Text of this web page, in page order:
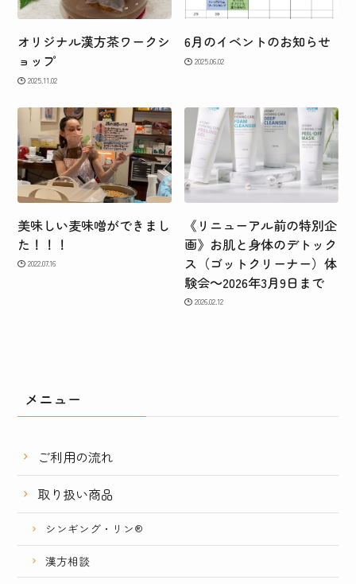
オリジナル漢方茶ワークシ
ョップ
2025.11.02
6月のイベントのお知らせ
2025.06.02
美味しい麦味噌ができまし
た！！！
2022.07.16
《リニューアル前の特別企
画》お肌と身体のデトック
ス（ゴットクリーナー）体
験会～2026年3月9日まで
2026.02.12
メニュー
ご利用の流れ
取り扱い商品
シンギング・リン®
漢方相談